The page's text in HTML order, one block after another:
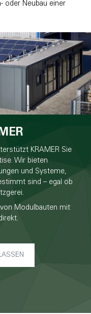
oder Neubau einer
KRAMER Sie
Wir bieten
und Systeme,
sind – egal ob
Modulbauten mit